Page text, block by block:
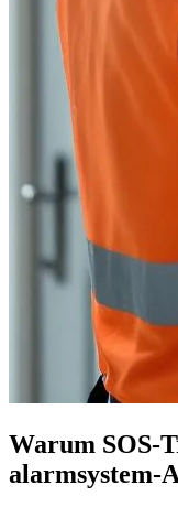
Warum SOS-
alarmsystem-